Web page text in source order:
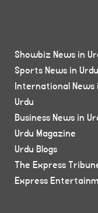
Showbiz News in
Sports News in Urdu
International News
Urdu
Business News in
Urdu Magazine
Urdu Blogs
The Express
Express